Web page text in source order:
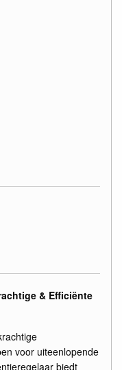
& Efficiënte
voor uiteenlopende
biedt